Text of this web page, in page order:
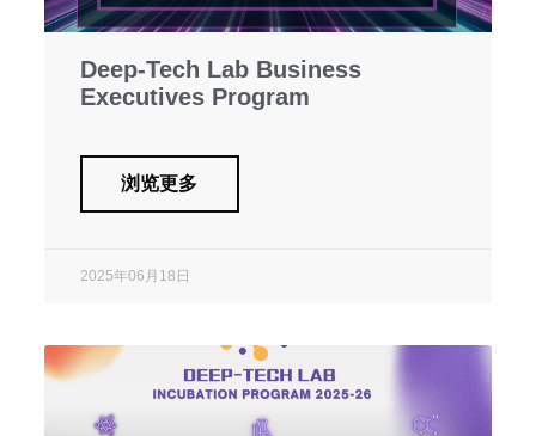
Deep-Tech Lab Business
Executives Program
浏览更多
2025年06月18日